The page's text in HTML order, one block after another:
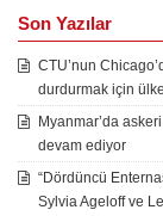
Son Yazılar
CTU’nun
durdurmak için
Myanmar’da
devam ediyor
“Dördüncü
Sylvia Ageloff ve